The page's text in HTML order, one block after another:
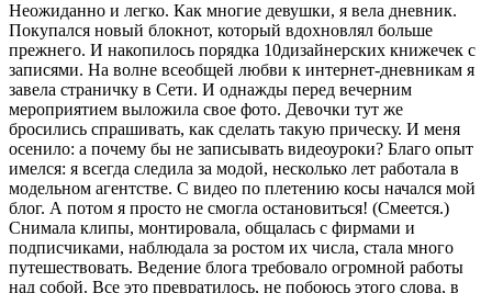
Неожиданно и легко. Как многие девушки, я вела дневник.
Покупался новый блокнот, который вдох­новлял больше
прежнего. И накопилось порядка 10ди­зайнерских книжечек с
записями. На волне всеобщей любви к интернет-дневникам я
завела страничку в Сети. И однажды перед вечерним
мероприятием выложила свое фото. Девочки тут же
бросились спрашивать, как сделать такую прическу. И меня
осенило: а почему бы не записывать видеоуроки? Благо опыт
имелся: я всег­да следила за модой, несколько лет работала в
модель­ном агентстве. С видео по плетению косы начался мой
блог. А потом я просто не смогла остановиться! (Сме­ется.)
Снимала клипы, монтировала, общалась с фир­мами и
подписчиками, наблюдала за ростом их числа, стала много
путешествовать. Ведение блога требовало огромной работы
над собой. Все это превратилось, не побоюсь этого слова, в